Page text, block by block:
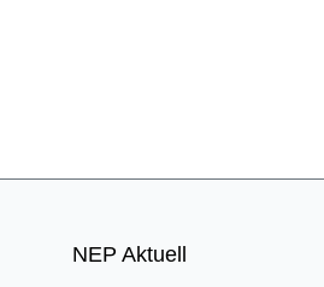
NEP Aktuell